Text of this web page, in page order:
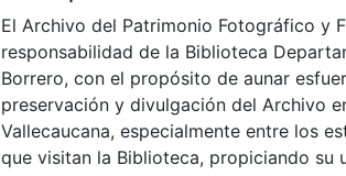
El Archivo del Patrimonio Fotográfico y
responsabilidad de la Biblioteca
Borrero, con el propósito de aunar
preservación y divulgación del Archivo
Vallecaucana, especialmente entre los
que visitan la Biblioteca, propiciando su